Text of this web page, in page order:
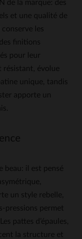
de la marque: des
et une qualité de
les
finitions
pour leur
résistant, évolue
unique, tandis
apporte un
beau: il est pensé
un style rebelle,
pressions permet
pattes d’épaules,
la structure et